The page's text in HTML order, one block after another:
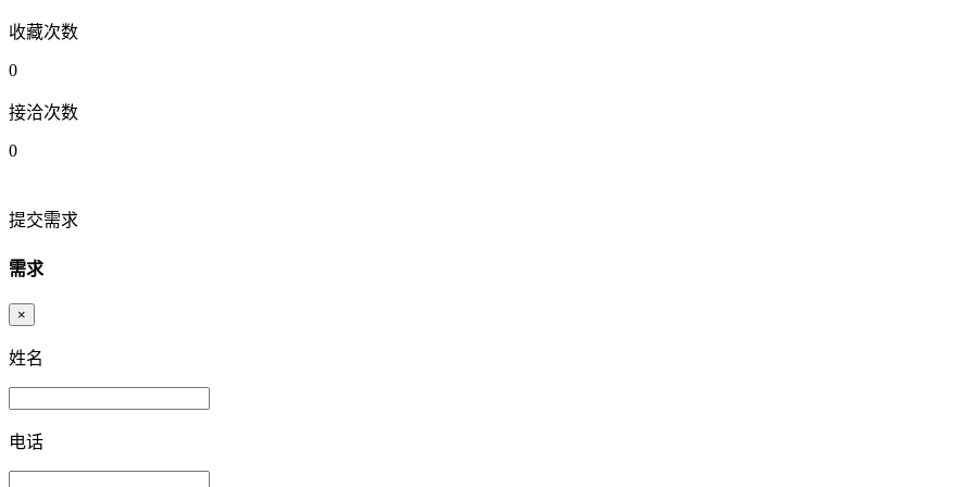
收藏次数
0
接洽次数
0
提交需求
需求
×
姓名
电话